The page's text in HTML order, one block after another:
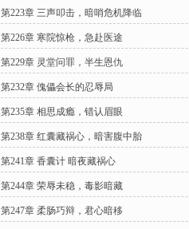
第223章 三声叩击，暗哨危机降临
第226章 寒院惊枪，急赴医途
第229章 灵堂问罪，半生恩仇
第232章 傀儡会长的忍辱局
第235章 相思成瘾，错认眉眼
第238章 红囊藏祸心，暗害腹中胎
第241章 香囊计 暗夜藏祸心
第244章 荣辱未稳，毒影暗藏
第247章 柔肠巧辩，君心暗移